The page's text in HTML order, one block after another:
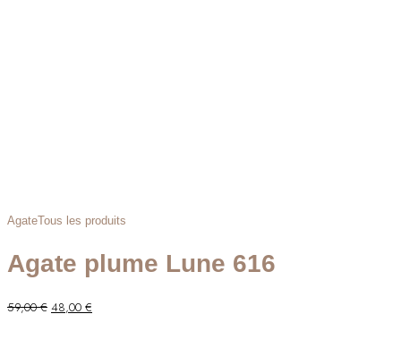
AgateTous les produits
Agate plume Lune 616
59,00€ Le
48,00 €